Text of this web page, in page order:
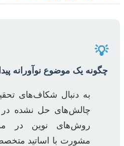
💡
چگونه یک موضوع نوآورانه
به دنبال شکاف‌های
چالش‌های حل نشده در
روش‌های نوین در
مشورت با اساتید